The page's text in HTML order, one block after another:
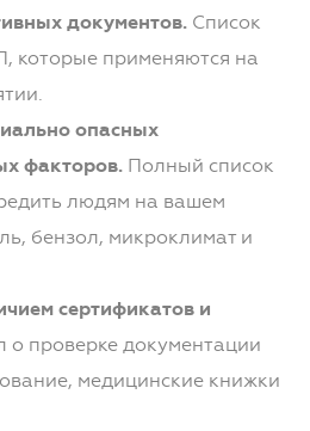
документов.Список
которые применяются на
опасных
факторов.Полный список
людям на вашем
бензол, микроклимат и
сертификатов и
о проверке документации
медицинские книжки